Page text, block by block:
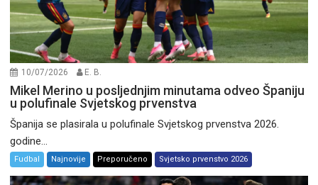
10/07/2026 E. B.
Mikel Merino u posljednjim minutama odveo Španiju
u polufinale Svjetskog prvenstva
Španija se plasirala u polufinale Svjetskog prvenstva 2026.
godine...
Fudbal Najnovije Preporučeno Svjetsko prvenstvo 2026